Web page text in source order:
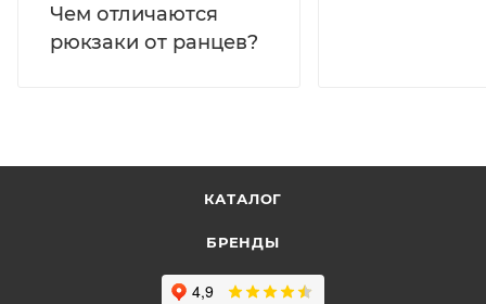
Чем отличаются
рюкзаки от ранцев?
КАТАЛОГ
БРЕНДЫ